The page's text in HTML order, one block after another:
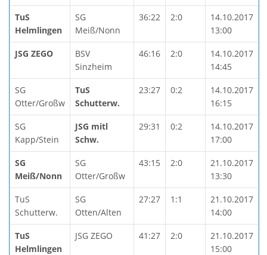
TuS
Helmlingen
SG
Meiß/Nonn
36:22 2:0
14.10.2017
13:00
JSG ZEGO
BSV
Sinzheim
46:16 2:0
14.10.2017
14:45
SG
Otter/Großw
TuS
Schutterw.
23:27 0:2
14.10.2017
16:15
SG
Kapp/Stein
JSG mitl
Schw.
29:31 0:2
14.10.2017
17:00
SG
Meiß/Nonn
SG
Otter/Großw
43:15 2:0
21.10.2017
13:30
TuS
Schutterw.
SG
Otten/Alten
27:27 1:1
21.10.2017
14:00
TuS
Helmlingen
JSG ZEGO 41:27 2:0
21.10.2017
15:00